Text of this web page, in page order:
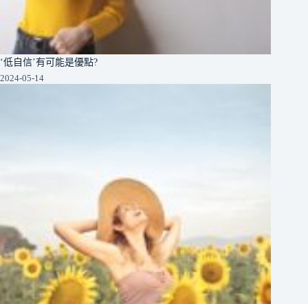
‘低自信’有可能是優點?
2024-05-14